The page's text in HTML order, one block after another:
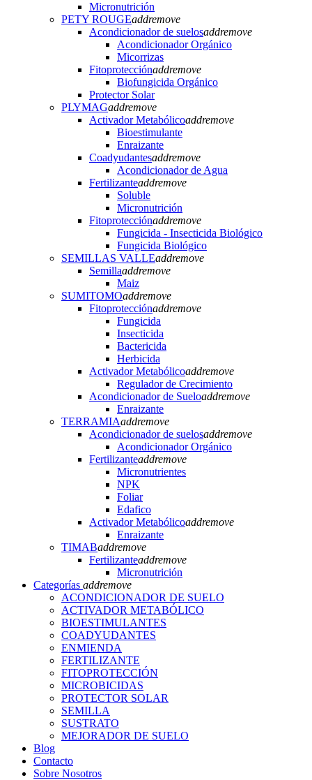
Micronutrición
PETY ROUGEaddremove
Acondicionador de suelosaddremove
Acondicionador Orgánico
Micorrizas
Fitoprotecciónaddremove
Biofungicida Orgánico
Protector Solar
PLYMAGaddremove
Activador Metabólicoaddremove
Bioestimulante
Enraizante
Coadyudantesaddremove
Acondicionador de Agua
Fertilizanteaddremove
Soluble
Micronutrición
Fitoprotecciónaddremove
Fungicida - Insecticida Biológico
Fungicida Biológico
SEMILLAS VALLEaddremove
Semillaaddremove
Maiz
SUMITOMOaddremove
Fitoprotecciónaddremove
Fungicida
Insecticida
Bactericida
Herbicida
Activador Metabólicoaddremove
Regulador de Crecimiento
Acondicionador de Sueloaddremove
Enraizante
TERRAMIAaddremove
Acondicionador de suelosaddremove
Acondicionador Orgánico
Fertilizanteaddremove
Micronutrientes
NPK
Foliar
Edafico
Activador Metabólicoaddremove
Enraizante
TIMABaddremove
Fertilizanteaddremove
Micronutrición
Categorías addremove
ACONDICIONADOR DE SUELO
ACTIVADOR METABÓLICO
BIOESTIMULANTES
COADYUDANTES
ENMIENDA
FERTILIZANTE
FITOPROTECCIÓN
MICROBICIDAS
PROTECTOR SOLAR
SEMILLA
SUSTRATO
MEJORADOR DE SUELO
Blog
Contacto
Sobre Nosotros